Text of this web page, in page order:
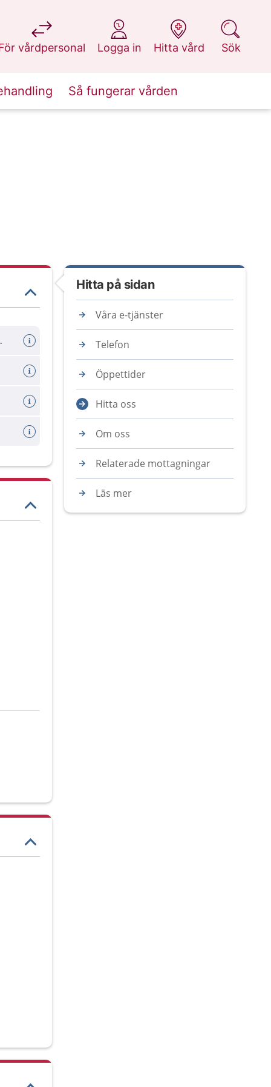
vårdpersonal
på 1177.se
Logga in
på 1177.se
Hitta vård
på 1177.se
Sök
på 1177.se
Så fungerar vården
tid
Hitta på sidan
Våra e-tjänster
Telefon
Öppettider
Hitta oss
Om oss
Relaterade mottagningar
Läs mer